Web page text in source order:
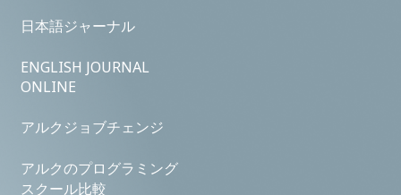
日本語ジャーナル
ENGLISH JOURNAL
ONLINE
アルクジョブチェンジ
アルクのプログラミング
スクール比較